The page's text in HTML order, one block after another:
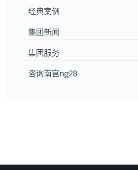
经典案例
集团新闻
集团服务
咨询南宫ng28